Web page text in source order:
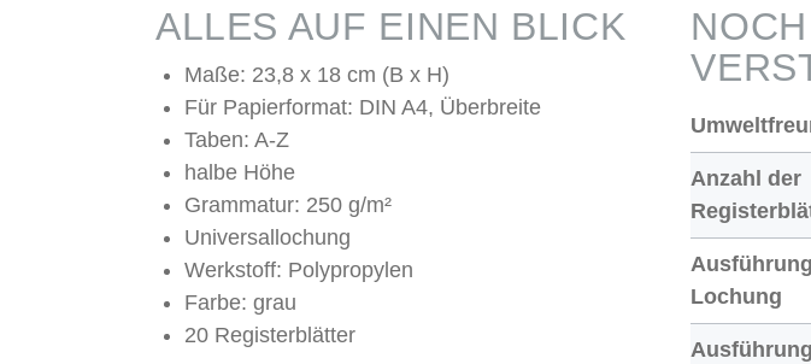
ALLES AUF EINEN BLICK
Maße: 23,8 x 18 cm (B x H)
Für Papierformat: DIN A4, Überbreite
Taben: A-Z
halbe Höhe
Grammatur: 250 g/m²
Universallochung
Werkstoff: Polypropylen
Farbe: grau
20 Registerblätter
Anzahl der
Lochung